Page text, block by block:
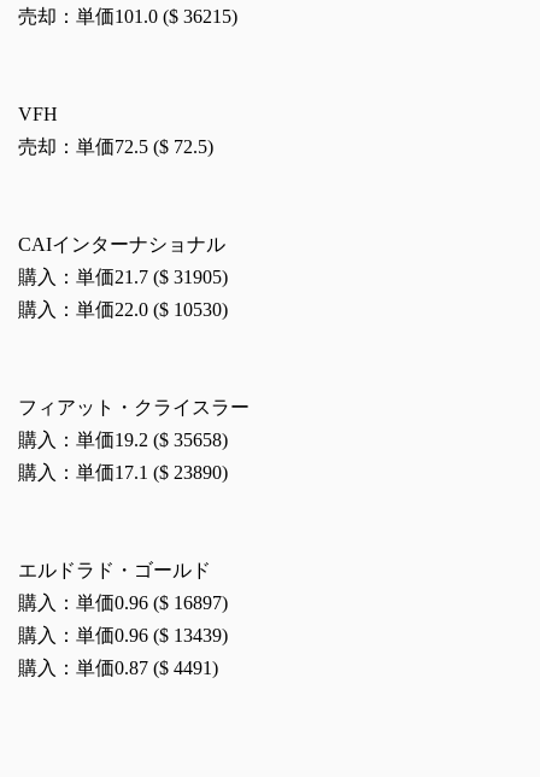
売却：単価101.0 ($ 36215)
VFH
売却：単価72.5 ($ 72.5)
CAIインターナショナル
購入：単価21.7 ($ 31905)
購入：単価22.0 ($ 10530)
フィアット・クライスラー
購入：単価19.2 ($ 35658)
購入：単価17.1 ($ 23890)
エルドラド・ゴールド
購入：単価0.96 ($ 16897)
購入：単価0.96 ($ 13439)
購入：単価0.87 ($ 4491)